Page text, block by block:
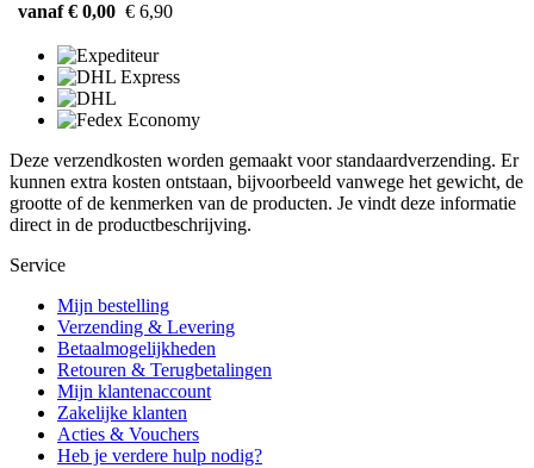
vanaf € 0,00 € 6,90
Deze verzendkosten worden gemaakt voor standaardverzending. Er
kunnen extra kosten ontstaan, bijvoorbeeld vanwege het gewicht, de
grootte of de kenmerken van de producten. Je vindt deze informatie
direct in de productbeschrijving.
Service
Mijn bestelling
Verzending & Levering
Betaalmogelijkheden
Retouren & Terugbetalingen
Mijn klantenaccount
Zakelijke klanten
Acties & Vouchers
Heb je verdere hulp nodig?